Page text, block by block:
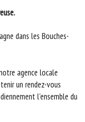
dans les Bouches-
agence locale
un rendez-vous
l’ensemble du